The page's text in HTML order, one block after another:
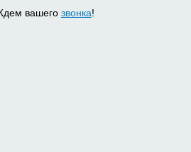
вашего звонка!